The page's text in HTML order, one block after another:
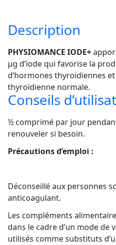
Description
PHYSIOMANCE IODE+
µg d’iode qui favorise la
d’hormones thyroïdiennes
thyroïdienne normale.
Conseils
½ comprimé par jour
renouveler si besoin.
Précautions d’emploi :
Déconseillé aux personnes
anticoagulant.
Les compléments
dans le cadre d’un mode de
utilisés comme substituts